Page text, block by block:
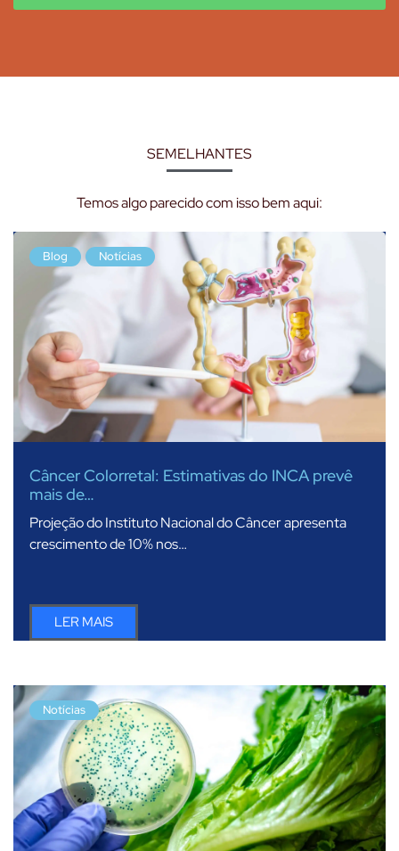
SEMELHANTES
Temos algo parecido com isso bem aqui:
Blog Notícias
Câncer Colorretal: Estimativas do INCA prevê
mais de…
Projeção do Instituto Nacional do Câncer apresenta
crescimento de 10% nos…
LER MAIS
Notícias